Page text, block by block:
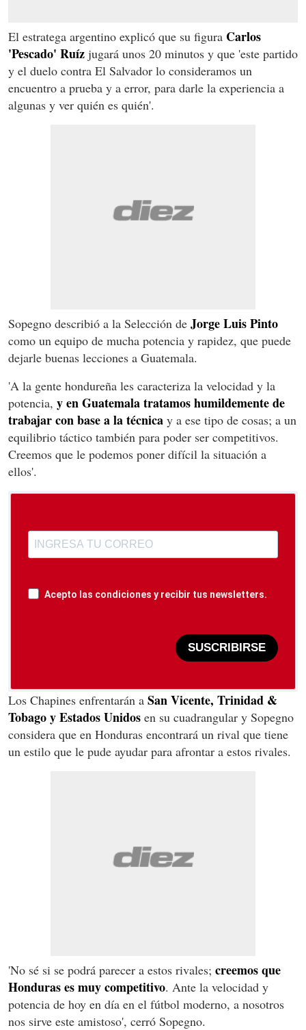
El estratega argentino explicó que su figura Carlos
'Pescado' Ruíz jugará unos 20 minutos y que 'este partido
y el duelo contra El Salvador lo consideramos un
encuentro a prueba y a error, para darle la experiencia a
algunas y ver quién es quién'.
Sopegno describió a la Selección de Jorge Luis Pinto
como un equipo de mucha potencia y rapidez, que puede
dejarle buenas lecciones a Guatemala.
'A la gente hondureña les caracteriza la velocidad y la
potencia, y en Guatemala tratamos humildemente de
trabajar con base a la técnica y a ese tipo de cosas; a un
equilibrio táctico también para poder ser competitivos.
Creemos que le podemos poner difícil la situación a
ellos'.
Acepto las condiciones y recibir tus newsletters.
SUSCRIBIRSE
Los Chapines enfrentarán a San Vicente, Trinidad &
Tobago y Estados Unidos en su cuadrangular y Sopegno
considera que en Honduras encontrará un rival que tiene
un estilo que le pude ayudar para afrontar a estos rivales.
'No sé si se podrá parecer a estos rivales; creemos que
Honduras es muy competitivo. Ante la velocidad y
potencia de hoy en día en el fútbol moderno, a nosotros
nos sirve este amistoso', cerró Sopegno.